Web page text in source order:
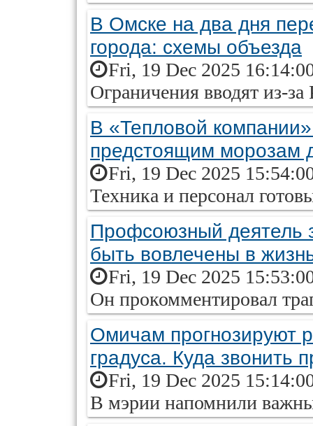
В Омске на два дня
города: схемы объезда
Fri, 19 Dec 2025
Ограничения вводят из-
В «Тепловой
предстоящим морозам
Fri, 19 Dec 2025
Техника и персонал
Профсоюзный деятель
быть вовлечены в
Fri, 19 Dec 2025
Он прокомментировал
Омичам прогнозируют
градуса. Куда звонить
Fri, 19 Dec 2025
В мэрии напомнили